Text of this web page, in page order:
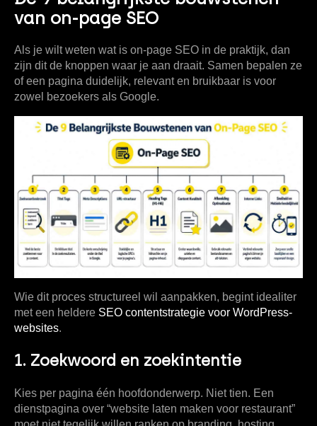
van on-page SEO
Als je wilt weten wat is on-page SEO in de praktijk, dan
zijn dit de knoppen waar je aan draait. Samen bepalen ze
of een pagina duidelijk, relevant en bruikbaar is voor
zowel bezoekers als Google.
Wie dit proces structureel wil aanpakken, begint idealiter
met een heldere SEO contentstrategie voor WordPress-
websites.
1. Zoekwoord en zoekintentie
Kies per pagina één hoofdonderwerp. Niet tien. Een
dienstpagina over “website laten maken voor restaurant”